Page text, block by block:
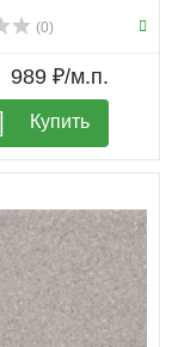
(0)
989 ₽/м.п.
Купить